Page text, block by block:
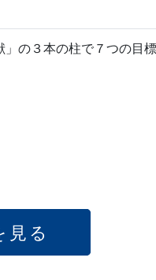
の３本の柱で７つの目
る